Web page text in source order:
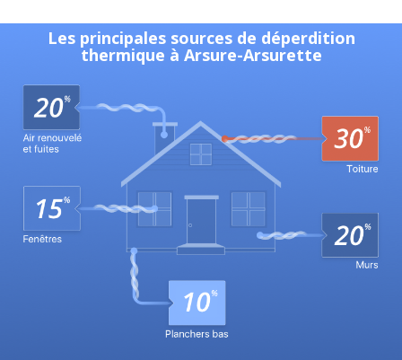
Les principales sources de déperdition
thermique à Arsure-Arsurette